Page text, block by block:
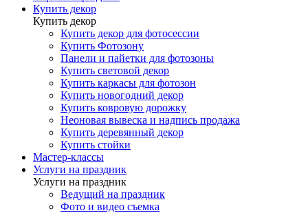
Купить декор
Купить декор
Купить декор для фотосессии
Купить Фотозону
Панели и пайетки для фотозоны
Купить световой декор
Купить каркасы для фотозон
Купить новогодний декор
Купить ковровую дорожку
Неоновая вывеска и надпись продажа
Купить деревянный декор
Купить стойки
Мастер-классы
Услуги на праздник
Услуги на праздник
Ведущий на праздник
Фото и видео съемка